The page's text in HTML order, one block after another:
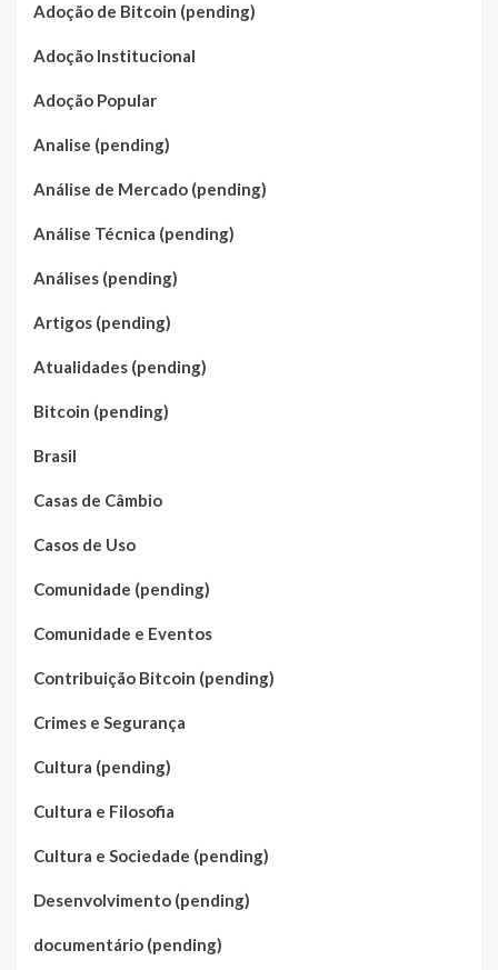
Adoção de Bitcoin (pending)
Adoção Institucional
Adoção Popular
Analise (pending)
Análise de Mercado (pending)
Análise Técnica (pending)
Análises (pending)
Artigos (pending)
Atualidades (pending)
Bitcoin (pending)
Brasil
Casas de Câmbio
Casos de Uso
Comunidade (pending)
Comunidade e Eventos
Contribuição Bitcoin (pending)
Crimes e Segurança
Cultura (pending)
Cultura e Filosofia
Cultura e Sociedade (pending)
Desenvolvimento (pending)
documentário (pending)